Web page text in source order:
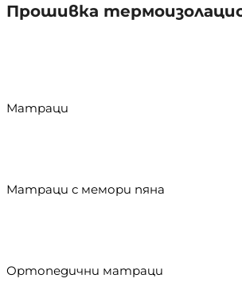
Прошивка
Матраци
Матраци с мемори пяна
Ортопедични матраци